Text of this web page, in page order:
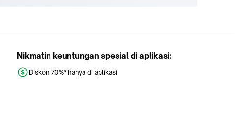
Nikmatin keuntungan spesial di aplikasi:
Diskon 70%* hanya di aplikasi